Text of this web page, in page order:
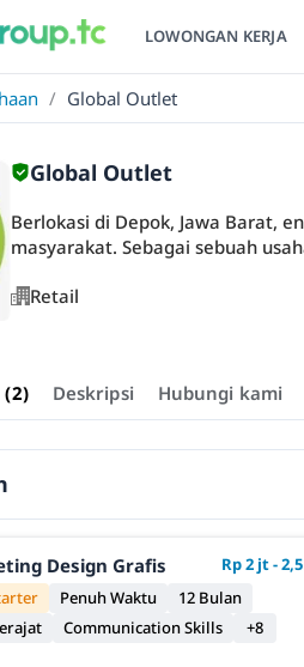
LOWONGAN KERJA
/ Global Outlet
Global Outlet
Berlokasi di Depok, Jawa Barat,
masyarakat. Sebagai sebuah
Retail
(2) Deskripsi Hubungi kami
Design Grafis
Rp 2 jt -
Penuh Waktu
12 Bulan
Communication Skills +8